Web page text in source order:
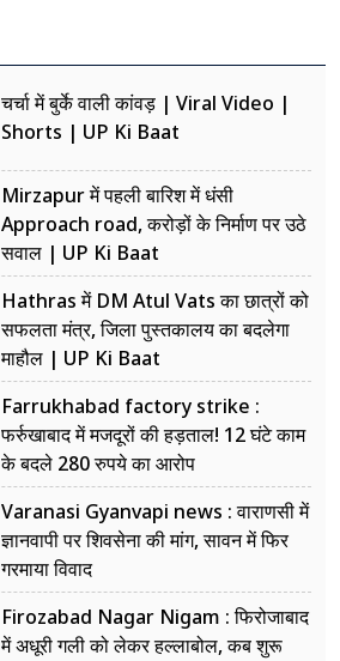
चर्चा में बुर्के वाली कांवड़ | Viral Video |
Shorts | UP Ki Baat
Mirzapur में पहली बारिश में धंसी
Approach road, करोड़ों के निर्माण पर उठे
सवाल | UP Ki Baat
Hathras में DM Atul Vats का छात्रों को
सफलता मंत्र, जिला पुस्तकालय का बदलेगा
माहौल | UP Ki Baat
Farrukhabad factory strike :
फर्रुखाबाद में मजदूरों की हड़ताल! 12 घंटे काम
के बदले 280 रुपये का आरोप
Varanasi Gyanvapi news : वाराणसी में
ज्ञानवापी पर शिवसेना की मांग, सावन में फिर
गरमाया विवाद
Firozabad Nagar Nigam : फिरोजाबाद
में अधूरी गली को लेकर हल्लाबोल, कब शुरू